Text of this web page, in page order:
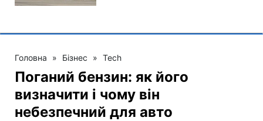
Головна » Бізнес » Tech
Поганий бензин: як його
визначити і чому він
небезпечний для авто